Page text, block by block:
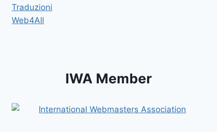
Traduzioni
Web4All
IWA Member